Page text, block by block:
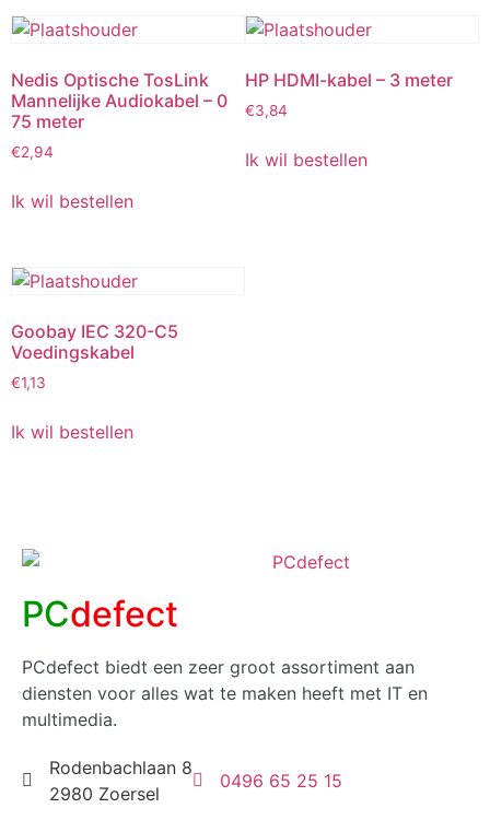
Nedis Optische TosLink
Mannelijke Audiokabel – 0
75 meter
€2,94
Ik wil bestellen
HP HDMI-kabel – 3 meter
€3,84
Ik wil bestellen
Goobay IEC 320-C5
Voedingskabel
€1,13
Ik wil bestellen
PCdefect
PCdefect biedt een zeer groot assortiment aan
diensten voor alles wat te maken heeft met IT en
multimedia.
Rodenbachlaan 8
2980 Zoersel
0496 65 25 15